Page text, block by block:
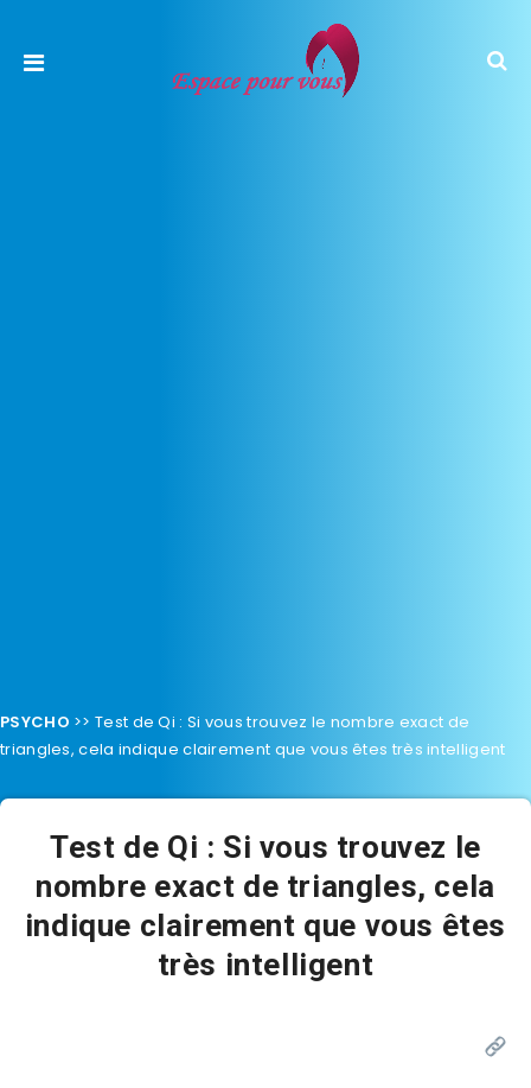
PSYCHO >>Test de Qi : Si vous trouvez le nombre exact de
triangles, cela indique clairement que vous êtes très intelligent
Test de Qi : Si vous trouvez le
nombre exact de triangles, cela
indique clairement que vous êtes
très intelligent